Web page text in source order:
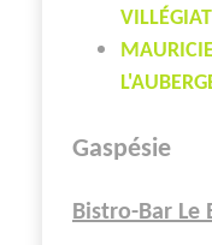
Gaspésie
Bistro-Bar Le